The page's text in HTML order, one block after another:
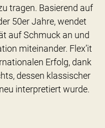
tragen. Basierend auf
50er Jahre, wendet
auf Schmuck an und
miteinander. Flex’it
Erfolg, dank
dessen klassischer
interpretiert wurde.